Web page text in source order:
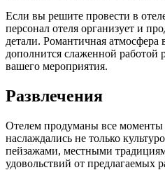
Если вы решите провести в
персонал отеля организует и
детали. Романтичная атмосфера
дополнится слаженной работой
вашего мероприятия.
Развлечения
Отелем продуманы все моменты
наслаждались не только
пейзажами, местными
удовольствий от предлагаемых